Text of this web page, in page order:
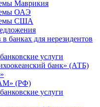
Маврикия
ОАЭ
США
банках для нерезидентов
услуги
банк» (АТБ)
(РФ)
услуги